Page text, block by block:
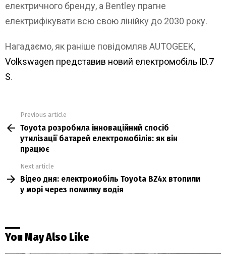
електричного бренду, а Bentley прагне
електрифікувати всю свою лінійку до 2030 року.
Нагадаємо, як раніше повідомляв AUTOGEEK,
Volkswagen представив новий електромобіль ID.7
S.
more
Previous article
Toyota розробила інноваційний спосіб
утилізації батарей електромобілів: як він
працює
Next article
Відео дня: електромобіль Toyota BZ4x втопили
у морі через помилку водія
You May Also Like